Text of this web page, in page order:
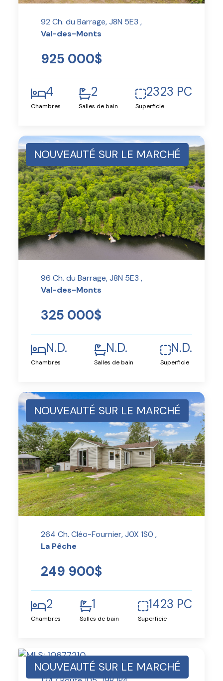
92 Ch. du Barrage, J8N 5E3 ,
Val-des-Monts
925 000$
4
Chambres
2
Salles de bain
2323 PC
Superficie
NOUVEAUTÉ SUR LE MARCHÉ
96 Ch. du Barrage, J8N 5E3 ,
Val-des-Monts
325 000$
N.D.
Chambres
N.D.
Salles de bain
N.D.
Superficie
NOUVEAUTÉ SUR LE MARCHÉ
264 Ch. Cléo-Fournier, J0X 1S0 ,
La Pêche
249 900$
2
Chambres
1
Salles de bain
1423 PC
Superficie
NOUVEAUTÉ SUR LE MARCHÉ